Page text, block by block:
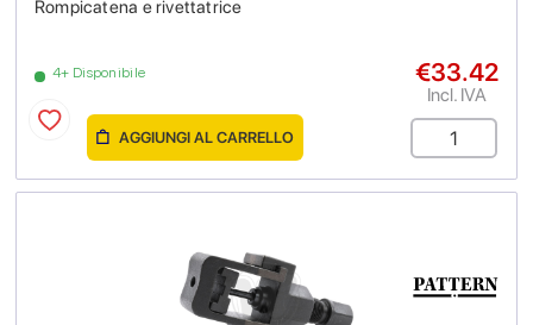
Rompicatena e rivettatrice
4+ Disponibile €33.42
Incl. IVA
AGGIUNGI AL CARRELLO